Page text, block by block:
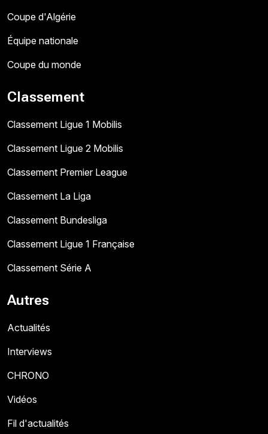
Coupe d'Algérie
Équipe nationale
Coupe du monde
Classement
Classement Ligue 1 Mobilis
Classement Ligue 2 Mobilis
Classement Premier League
Classement La Liga
Classement Bundesliga
Classement Ligue 1 Française
Classement Série A
Autres
Actualités
Interviews
CHRONO
Vidéos
Fil d'actualités